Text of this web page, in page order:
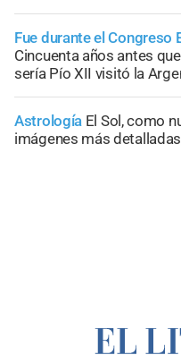
Fue durante el
Cincuenta años antes
sería Pío XII visitó la
Astrología El Sol, como
imágenes más